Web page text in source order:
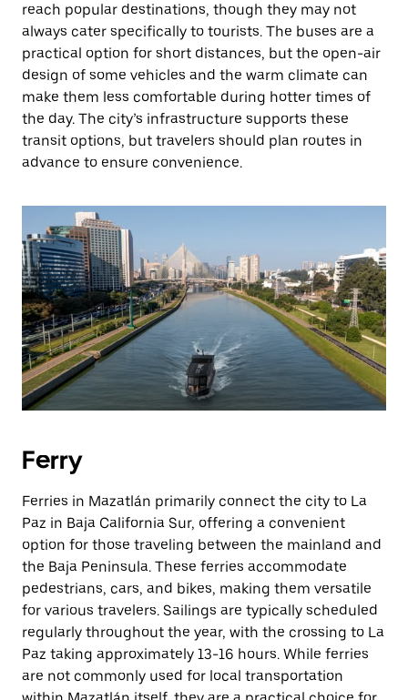
reach popular destinations, though they may not
always cater specifically to tourists. The buses are a
practical option for short distances, but the open-air
design of some vehicles and the warm climate can
make them less comfortable during hotter times of
the day. The city’s infrastructure supports these
transit options, but travelers should plan routes in
advance to ensure convenience.
Ferry
Ferries in Mazatlán primarily connect the city to La
Paz in Baja California Sur, offering a convenient
option for those traveling between the mainland and
the Baja Peninsula. These ferries accommodate
pedestrians, cars, and bikes, making them versatile
for various travelers. Sailings are typically scheduled
regularly throughout the year, with the crossing to La
Paz taking approximately 13-16 hours. While ferries
are not commonly used for local transportation